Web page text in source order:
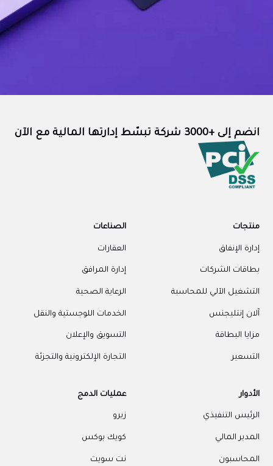
انضم إلى +3000 شركة تبسّط إدارتها المالية مع الآن
منتجات
إدارة الإنفاق
بطاقات الشركات
التشغيل الآلي للمحاسبة
آلان إنتليجنس
مزايا البطاقة
التسعير
الصناعات
العقارات
إدارة المرافق
الرعاية الصحية
الخدمات اللوجستية والنقل
التسويق والإعلان
التجارة الإلكترونية والتجزئة
الأدوار
الرئيس التنفيذي
المدير المالي
المحاسبون
عمليات الدمج
زيرو
كويك بوكس
نت سويت